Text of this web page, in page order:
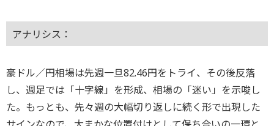
アナリシス：
豪ドル／円相場は先週一旦82.46円をトライ、その後反落
し、週足では「十字線」を形成、相場の「迷い」を示唆し
た。もっとも、先々週の大幅切り返しに続く形で出現した